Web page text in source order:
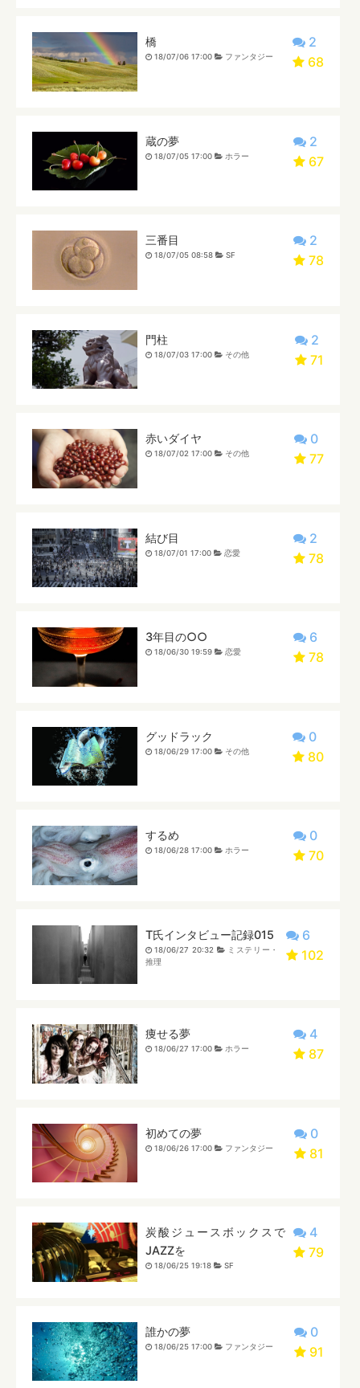
2
68
橋
18/07/06 17:00 ファンタジー
2
67
蔵の夢
18/07/05 17:00 ホラー
2
78
三番目
18/07/05 08:58 SF
2
71
門柱
18/07/03 17:00 その他
0
77
赤いダイヤ
18/07/02 17:00 その他
2
78
結び目
18/07/01 17:00 恋愛
6
78
3年目の○○
18/06/30 19:59 恋愛
0
80
グッドラック
18/06/29 17:00 その他
0
70
するめ
18/06/28 17:00 ホラー
6
102
T氏インタビュー記録015
18/06/27 20:32
ミステリー・
推理
4
87
痩せる夢
18/06/27 17:00 ホラー
0
81
初めての夢
18/06/26 17:00 ファンタジー
4
79
炭酸ジュースボックスで
JAZZを
18/06/25 19:18 SF
0
91
誰かの夢
18/06/25 17:00 ファンタジー